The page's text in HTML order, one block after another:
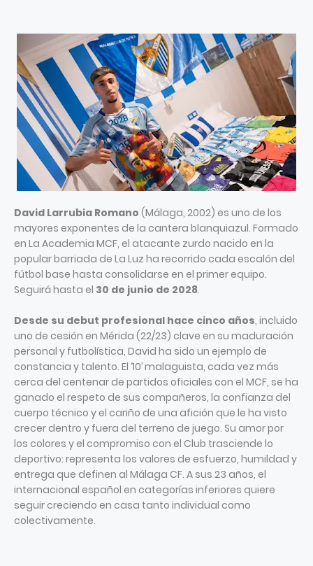
David Larrubia Romano (Málaga, 2002) es uno de los
mayores exponentes de la cantera blanquiazul. Formado
en La Academia MCF, el atacante zurdo nacido en la
popular barriada de La Luz ha recorrido cada escalón del
fútbol base hasta consolidarse en el primer equipo.
Seguirá hasta el 30 de junio de 2028.
Desde su debut profesional hace cinco años, incluido
uno de cesión en Mérida (22/23) clave en su maduración
personal y futbolística, David ha sido un ejemplo de
constancia y talento. El ‘10’ malaguista, cada vez más
cerca del centenar de partidos oficiales con el MCF, se ha
ganado el respeto de sus compañeros, la confianza del
cuerpo técnico y el cariño de una afición que le ha visto
crecer dentro y fuera del terreno de juego. Su amor por
los colores y el compromiso con el Club trasciende lo
deportivo: representa los valores de esfuerzo, humildad y
entrega que definen al Málaga CF. A sus 23 años, el
internacional español en categorías inferiores quiere
seguir creciendo en casa tanto individual como
colectivamente.